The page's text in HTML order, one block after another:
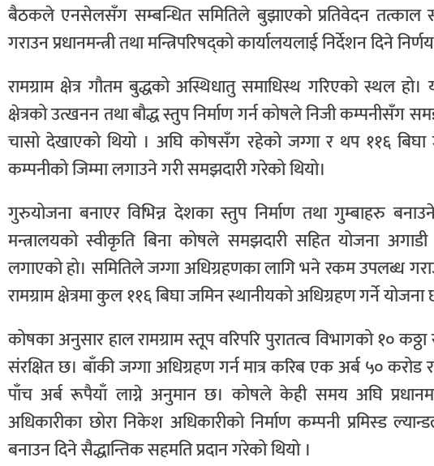
बैठकले एनसेलसँग सम्बन्धित समितिले बुझाएको प्रतिवेदन तत्काल
गराउन प्रधानमन्त्री तथा मन्त्रिपरिषद्को कार्यालयलाई निर्देशन दिने
रामग्राम क्षेत्र गौतम बुद्धको अस्थिधातु समाधिस्थ गरिएको स्थल
क्षेत्रको उत्खनन तथा बौद्ध स्तुप निर्माण गर्न कोषले निजी कम्पनीसँग
चासो देखाएको थियो । अघि कोषसँग रहेको जग्गा र थप ११६
कम्पनीको जिम्मा लगाउने गरी समझदारी गरेको थियो।
गुरुयोजना बनाएर विभिन्न देशका स्तुप निर्माण तथा गुम्बाहरु
मन्त्रालयको स्वीकृति बिना कोषले समझदारी सहित योजना
लगाएको हो। समितिले जग्गा अधिग्रहणका लागि भने रकम उपलब्ध
रामग्राम क्षेत्रमा कुल ११६ बिघा जमिन स्थानीयको अधिग्रहण गर्ने योजना
कोषका अनुसार हाल रामग्राम स्तूप वरिपरि पुरातत्व विभागको १०
संरक्षित छ। बाँकी जग्गा अधिग्रहण गर्न मात्र करिब एक अर्ब ५० करोड
पाँच अर्ब रूपैयाँ लाग्ने अनुमान छ। कोषले केही समय अघि
अधिकारीका छोरा निकेश अधिकारीको निर्माण कम्पनी प्रमिस्ड
बनाउन दिने सैद्धान्तिक सहमति प्रदान गरेको थियो ।